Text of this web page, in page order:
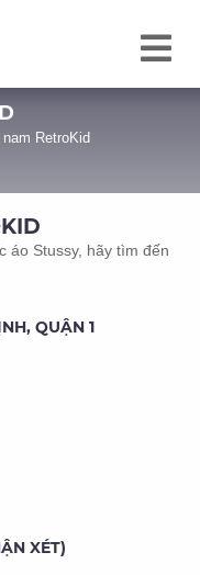
RetroKid
áo Stussy, hãy tìm đến
QUẬN 1
XÉT)